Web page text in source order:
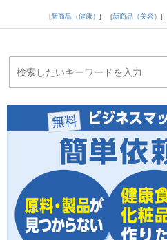
新商品（健康）
新商品（美容）